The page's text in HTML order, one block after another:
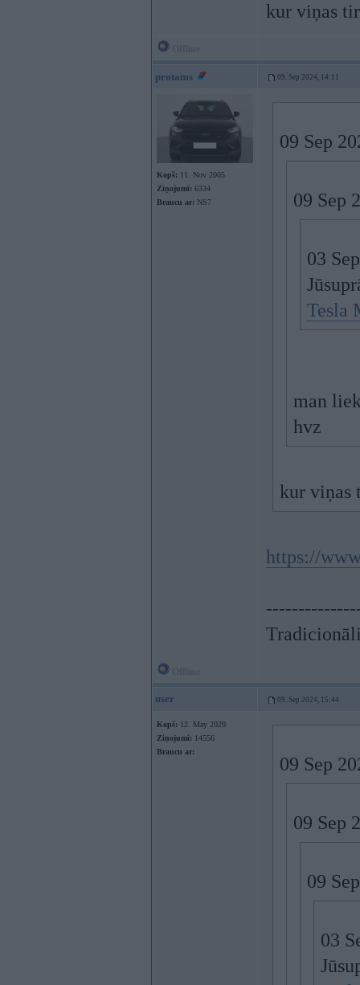
kur viņas
protams 09. Sep 2024, 14:11
Kopš: 11. Nov 2005
Ziņojumi: 6334
Braucu ar: NS7
09 Sep
09 Sep
03
Tesla
man
hvz
kur viņas
https://
user 09. Sep 2024, 15:44
Kopš: 12. May 2020
Ziņojumi: 14556
Braucu ar:
09 Sep
09 Sep
09
03